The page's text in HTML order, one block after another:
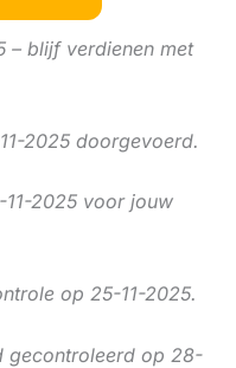
– blijf verdienen met
2025 doorgevoerd.
2025 voor jouw
op 25-11-2025.
gecontroleerd op 28-